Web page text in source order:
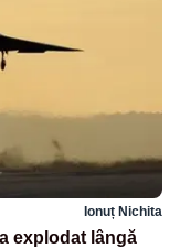
Ionuț Nichita
explodat lângă